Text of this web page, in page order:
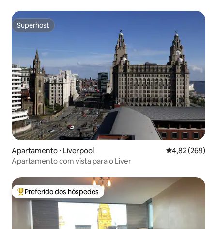
Superhost
Superhost
Apartamento ⋅ Liverpool 4,82 de uma
4,82 (269)
Apartamento com vista para o Liver
Entre os melhores preferidos dos hóspedes
Preferido dos hóspedes